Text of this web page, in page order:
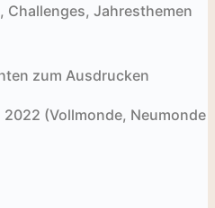
Jahresthemen
zum Ausdrucken
(Vollmonde, Neumonde